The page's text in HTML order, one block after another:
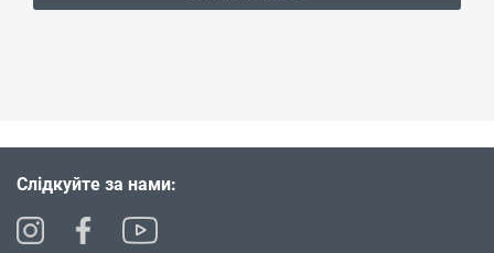
Слідкуйте за нами: